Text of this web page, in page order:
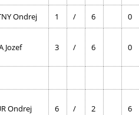
Ondrej 1 / 6 0
Jozef 3 / 6 0
Ondrej 6 / 2 6